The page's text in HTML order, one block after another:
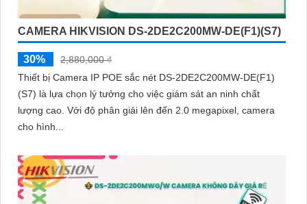
CAMERA HIKVISION DS-2DE2C200MW-DE(F1)(S7)
30%
2,880,000 ₫
Thiết bị Camera IP POE sắc nét DS-2DE2C200MW-DE(F1)
(S7) là lựa chọn lý tưởng cho việc giám sát an ninh chất
lượng cao. Với độ phân giải lên đến 2.0 megapixel, camera
cho hình...